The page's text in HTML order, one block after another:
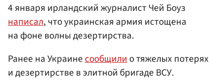
4 января ирландский журналист Чей Боуз
написал, что украинская армия истощена
на фоне волны дезертирства.
Ранее на Украинесообщилио тяжелых потерях
и дезертирстве в элитной бригаде ВСУ.